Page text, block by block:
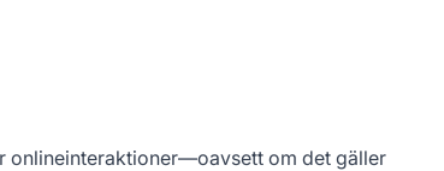
onlineinteraktioner—oavsett om det gäller